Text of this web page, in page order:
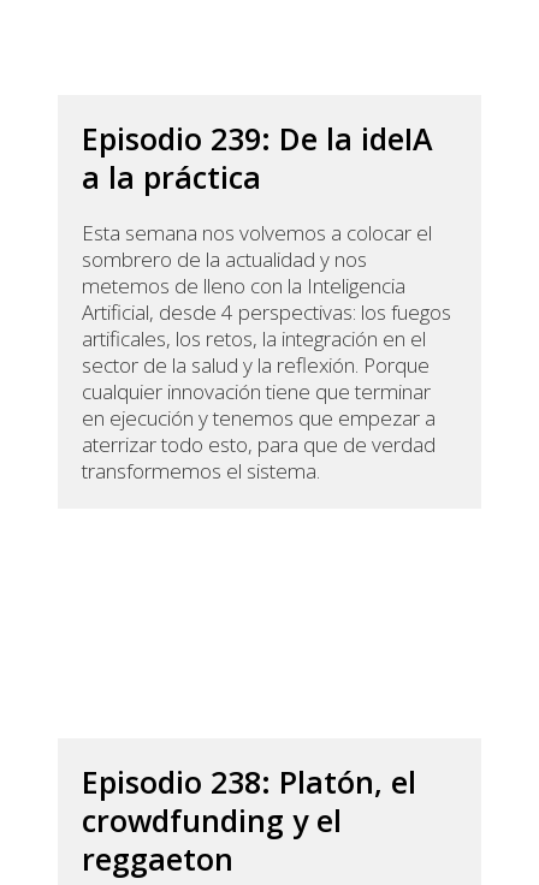
Episodio 239: De la ideIA
a la práctica
Esta semana nos volvemos a colocar el
sombrero de la actualidad y nos
metemos de lleno con la Inteligencia
Artificial, desde 4 perspectivas: los fuegos
artificales, los retos, la integración en el
sector de la salud y la reflexión. Porque
cualquier innovación tiene que terminar
en ejecución y tenemos que empezar a
aterrizar todo esto, para que de verdad
transformemos el sistema.
Episodio 238: Platón, el
crowdfunding y el
reggaeton